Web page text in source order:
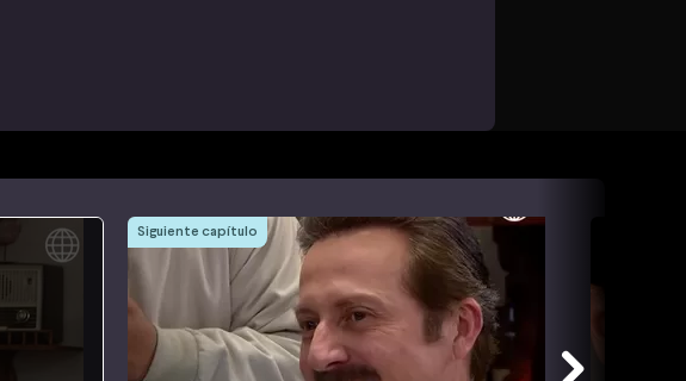
Siguiente capítulo